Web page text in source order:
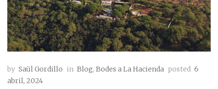
by Saül Gordillo in Blog, Bodes a La Hacienda posted 6
abril, 2024